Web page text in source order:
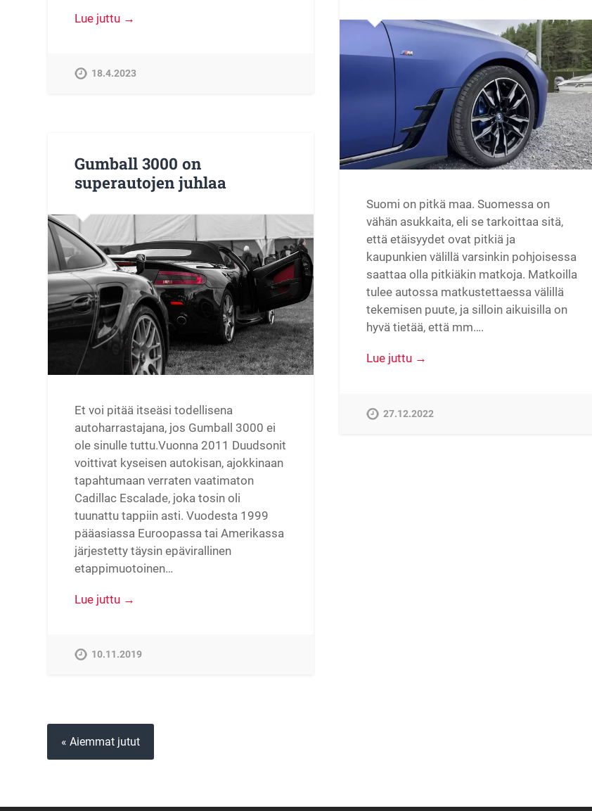
Lue juttu →
18.4.2023
Suomi on pitkä maa. Suomessa on
vähän asukkaita, eli se tarkoittaa sitä,
että etäisyydet ovat pitkiä ja
kaupunkien välillä varsinkin pohjoisessa
saattaa olla pitkiäkin matkoja. Matkoilla
tulee autossa matkustettaessa välillä
tekemisen puute, ja silloin aikuisilla on
hyvä tietää, että mm….
Lue juttu →
27.12.2022
Gumball 3000 on
superautojen juhlaa
Et voi pitää itseäsi todellisena
autoharrastajana, jos Gumball 3000 ei
ole sinulle tuttu.Vuonna 2011 Duudsonit
voittivat kyseisen autokisan, ajokkinaan
tapahtumaan verraten vaatimaton
Cadillac Escalade, joka tosin oli
tuunattu tappiin asti. Vuodesta 1999
pääasiassa Euroopassa tai Amerikassa
järjestetty täysin epävirallinen
etappimuotoinen…
Lue juttu →
10.11.2019
« Aiemmat jutut